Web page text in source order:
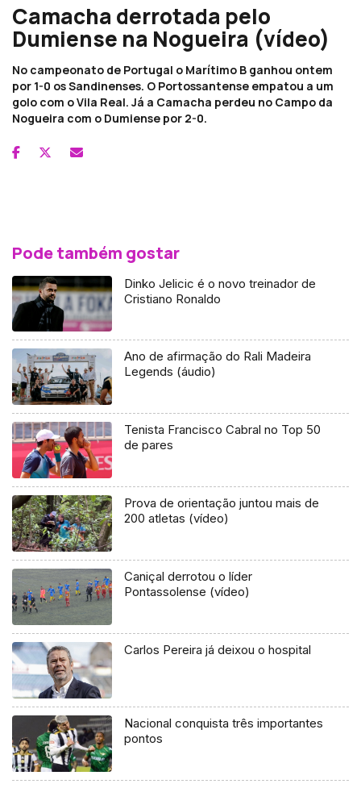
Camacha derrotada pelo
Dumiense na Nogueira (vídeo)
No campeonato de Portugal o Marítimo B ganhou ontem
por 1-0 os Sandinenses. O Portossantense empatou a um
golo com o Vila Real. Já a Camacha perdeu no Campo da
Nogueira com o Dumiense por 2-0.
Pode também gostar
Dinko Jelicic é o novo treinador de
Cristiano Ronaldo
Ano de afirmação do Rali Madeira
Legends (áudio)
Tenista Francisco Cabral no Top 50
de pares
Prova de orientação juntou mais de
200 atletas (vídeo)
Caniçal derrotou o líder
Pontassolense (vídeo)
Carlos Pereira já deixou o hospital
Nacional conquista três importantes
pontos